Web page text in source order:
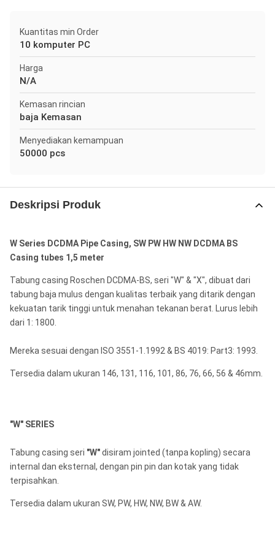
Kuantitas min Order
10 komputer PC
Harga
N/A
Kemasan rincian
baja Kemasan
Menyediakan kemampuan
50000 pcs
Deskripsi Produk
W Series DCDMA Pipe Casing, SW PW HW NW DCDMA BS
Casing tubes 1,5 meter
Tabung casing Roschen DCDMA-BS, seri "W" & "X", dibuat dari
tabung baja mulus dengan kualitas terbaik yang ditarik dengan
kekuatan tarik tinggi untuk menahan tekanan berat. Lurus lebih
dari 1: 1800.
Mereka sesuai dengan ISO 3551-1.1992 & BS 4019: Part3: 1993.
Tersedia dalam ukuran 146, 131, 116, 101, 86, 76, 66, 56 & 46mm.
"W" SERIES
Tabung casing seri "W"disiram jointed (tanpa kopling) secara
internal dan eksternal, dengan pin pin dan kotak yang tidak
terpisahkan.
Tersedia dalam ukuran SW, PW, HW, NW, BW & AW.